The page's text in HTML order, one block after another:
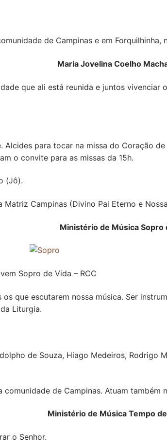
de Campinas e em Forquilhinha,
Maria Jovelina Coelho
que ali está reunida e juntos vivenciar
para tocar na missa do Coração
o convite para as missas da 15h.
(Jô).
Campinas (Divino Pai Eterno e
Ministério de Música Sopro
Sopro de Vida – RCC
que escutarem nossa música. Ser
Liturgia.
de Souza, Hiago Medeiros, Rodrigo
de Campinas. Atuam também
Ministério de Música Tempo
o Senhor.